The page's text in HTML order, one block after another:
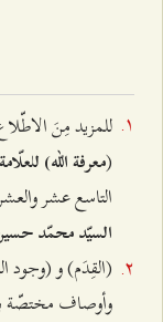
للمزيد مِنَ
(معرفة الله)
التاسع عشر والعشرون،
السيّد محمّد
(القِدَم) و
وأوصاف مختصّة